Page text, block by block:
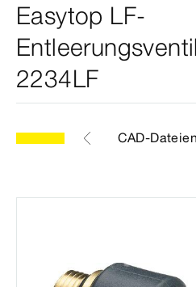
Easytop LF-
2234LF
Etiketten CAD-Dateien